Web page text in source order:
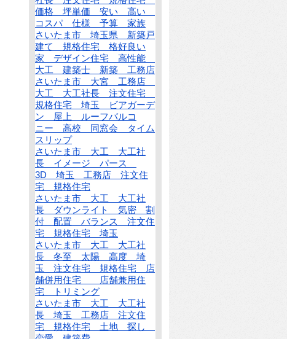
価格 坪単価 安い 高い
コスパ 仕様 予算 家族
さいたま市 埼玉県 新築戸
建て 規格住宅 格好良い
家 デザイン住宅 高性能
大工 建築士 新築 工務店
さいたま市 大宮 工務店
大工 大工社長 注文住宅
規格住宅 埼玉 ビアガーデ
ン 屋上 ルーフバルコ
ニー 高校 同窓会 タイム
スリップ
さいたま市 大工 大工社
長 イメージ パース
3D 埼玉 工務店 注文住
宅 規格住宅
さいたま市 大工 大工社
長 ダウンライト 気密 割
付 配置 バランス 注文住
宅 規格住宅 埼玉
さいたま市 大工 大工社
長 冬至 太陽 高度 埼
玉 注文住宅 規格住宅 店
舗併用住宅 店舗兼用住
宅 トリミング
さいたま市 大工 大工社
長 埼玉 工務店 注文住
宅 規格住宅 土地 探し